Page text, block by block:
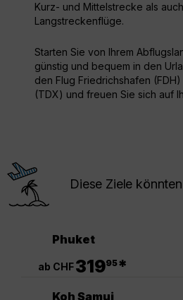
Kurz- und Mittelstrecke als
Langstreckenflüge.
Starten Sie von Ihrem
günstig und bequem in den
den Flug Friedrichshafen
(TDX) und freuen Sie sich auf
Diese Ziele
Phuket
ab CHF31995*
Koh Samui